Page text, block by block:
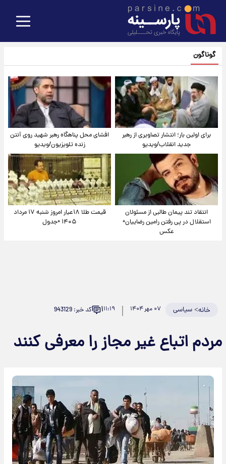
گوناگون
برای اولین بار؛ انتشار تصاویری از رهبر
جدید انقلاب/ویدیو
افشای محل پناهگاه‌ رهبر شهید روی آنتن
زنده تلویزیون/ویدیو
انتقاد تند پیمان طالبی از مسئولان
استقلال در پی رفتن رامین رضاییان+
عکس
قیمت طلا ۱۸عیار امروز شنبه ۱۷ مرداد
۱۴۰۵ +جدول
خانه>سیاسی ۰۷ مهر ۱۴۰۴ ۱۱:۱۹۱ کد خبر: 943129
مردم اتباع غیر مجاز را معرفی کنند